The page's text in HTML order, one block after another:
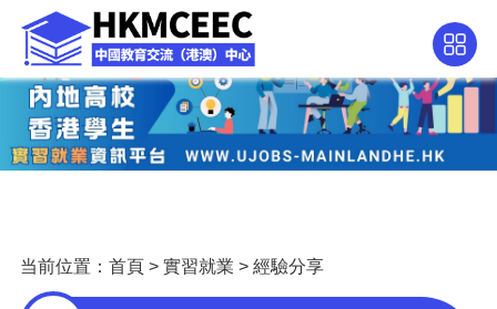
当前位置： 首頁> 實習就業 > 經驗分享